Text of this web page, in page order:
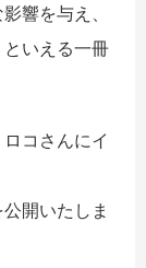
響を与え、
いえる一冊
コさんにイ
開いたしま